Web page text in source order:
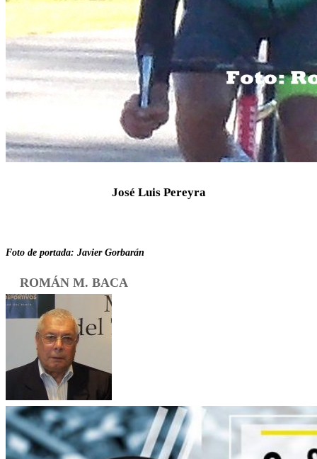
José Luis Pereyra
Foto de portada: Javier Gorbarán
ROMÁN M. BACA